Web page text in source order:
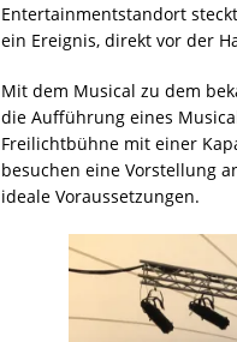
Entertainmentstandort
ein Ereignis, direkt vor der
Mit dem Musical zu dem
die Aufführung eines
Freilichtbühne mit einer
besuchen eine Vorstellung
ideale Voraussetzungen.